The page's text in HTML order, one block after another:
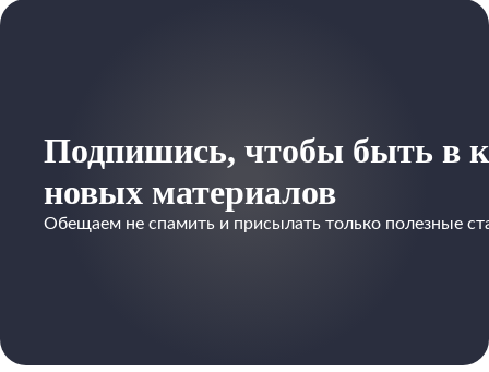
Подпишись, чтобы быть в
новых материалов
Обещаем не спамить и присылать только полезные